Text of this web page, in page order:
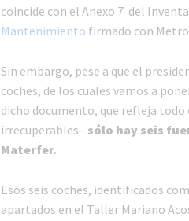
coincide con el Anexo 7 del
Mantenimiento firmado con
Sin embargo, pese a que el
coches, de los cuales vamos a
dicho documento, que refleja
irrecuperables– sólo hay seis
Materfer.
Esos seis coches, identificados
apartados en el Taller Mariano